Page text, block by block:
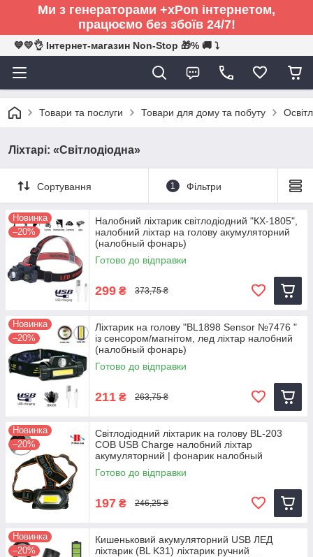
Ми з генераторами +xPon інтернетом,
працюємо без збоїв 24/7!
💙💛👌 Інтернет-магазин Non-Stop 🎁% 🚚 ⤵
Товари та послуги Товари для дому та побуту
Ліхтарі: «Світлодіодна»
Сортування 1 Фільтри
Новинка
–20%
Налобний ліхтарик світлодіодний "КХ-1805",
налобний ліхтар на голову акумуляторний
(налобный фонарь)
Готово до відправки
299 ₴ 373,75 ₴
Новинка
–20%
Ліхтарик на голову "BL1898 Sensor №7476 "
із сенсором/магнітом, лед ліхтар налобний
(налобный фонарь)
Готово до відправки
211 ₴ 263,75 ₴
Новинка
–20%
Світлодіодний ліхтарик на голову BL-203
COB USB Charge налобний ліхтар
акумуляторний | фонарик налобный
Готово до відправки
197 ₴ 246,25 ₴
Новинка
–20%
Кишеньковий акумуляторний USB ЛЕД
ліхтарик (BL K31) ліхтарик ручний